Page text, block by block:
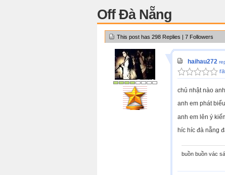
Off Đà Nẵng
This post has 298 Replies | 7 Followers
haihau272
chủ nhật nào
anh em phát
anh em lên ý
híc híc đà nẵng
buồn buồn vác